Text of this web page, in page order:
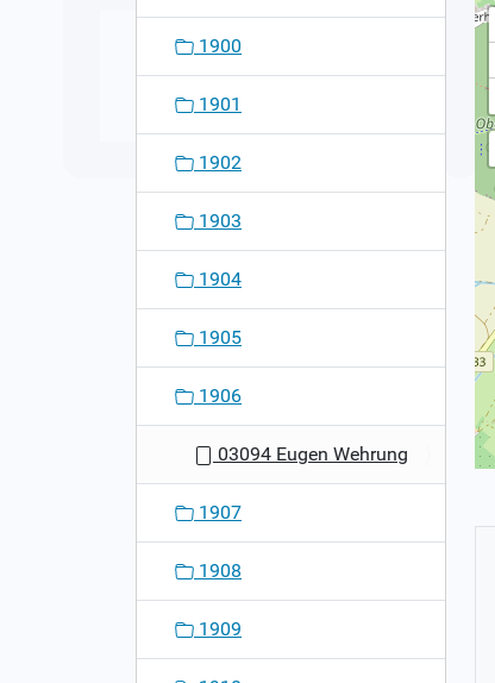
1900
1901
1902
1903
1904
1905
1906
03094 Eugen Wehrung
1907
1908
1909